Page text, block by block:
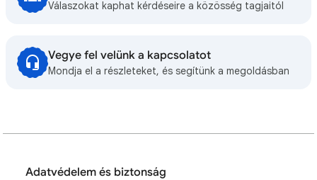
Válaszokat kaphat kérdéseire a közösség tagjaitól
Vegye fel velünk a kapcsolatot
Mondja el a részleteket, és segítünk a megoldásban
Adatvédelem és biztonság